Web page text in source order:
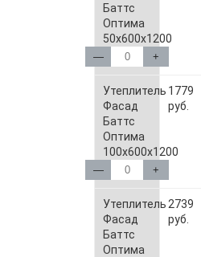
Баттс
Оптима
50х600х1200
— +
Утеплитель
Фасад
Баттс
Оптима
100х600х1200
— +
1779
руб.
Утеплитель
Фасад
Баттс
Оптима
2739
руб.